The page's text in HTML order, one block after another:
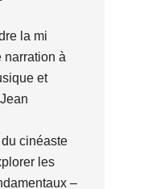
la mi
narration à
et
cinéaste
les
–